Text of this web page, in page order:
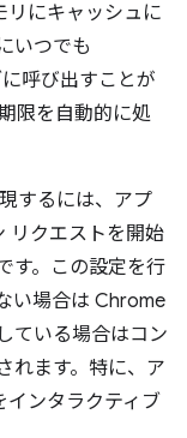
リにキャッシュに
いつでも
呼び出すことが
限を自動的に処
するには、アプ
リクエストを開始
す。この設定を行
い場合は Chrome
ている場合はコン
れます。特に、ア
インタラクティブ